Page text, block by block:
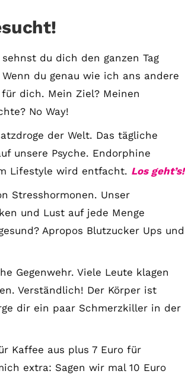
du dich den ganzen Tag
du genau wie ich ans andere
dich. Mein Ziel? Meinen
No Way!
der Welt. Das tägliche
unsere Psyche. Endorphine
Lifestyle wird entfacht. Los geht’s!
Stresshormonen. Unser
und Lust auf jede Menge
Apropos Blutzucker Ups und
Gegenwehr. Viele Leute klagen
Verständlich! Der Körper ist
dir ein paar Schmerzkiller in der
Kaffee aus plus 7 Euro für
extra: Sagen wir mal 10 Euro